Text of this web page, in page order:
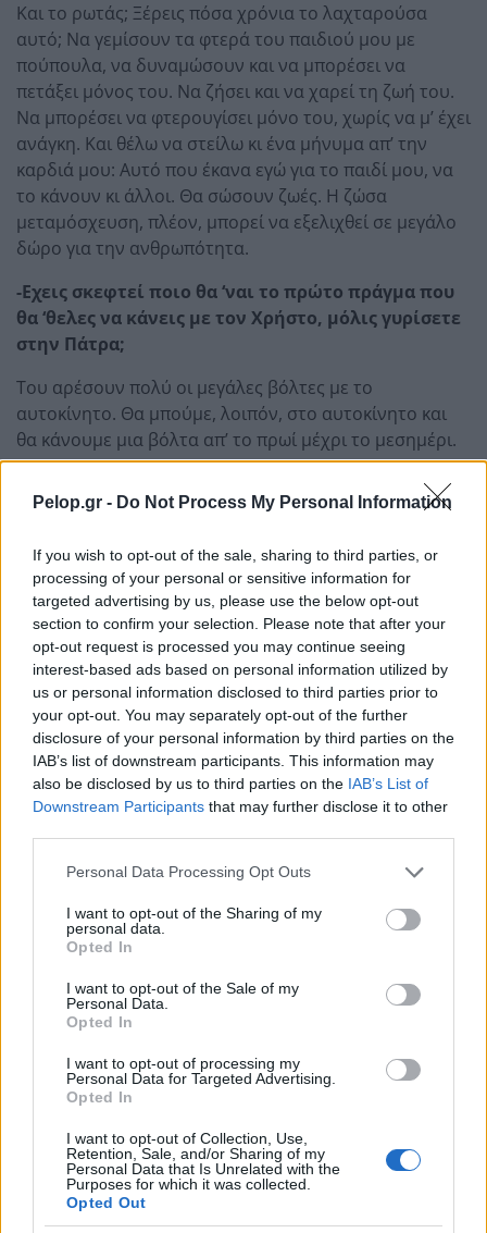
Pelop.gr - Do Not Process My Personal Information
If you wish to opt-out of the sale, sharing to third parties, or
processing of your personal or sensitive information for
targeted advertising by us, please use the below opt-out
section to confirm your selection. Please note that after your
opt-out request is processed you may continue seeing
interest-based ads based on personal information utilized by
us or personal information disclosed to third parties prior to
your opt-out. You may separately opt-out of the further
disclosure of your personal information by third parties on the
IAB’s list of downstream participants. This information may
also be disclosed by us to third parties on the IAB’s List of
Downstream Participants that may further disclose it to other
Please note that this website/app uses one or more Google
not limited to your visit or usage behaviour. You may click to
grant or deny consent to Google and its third-party tags to
use your data for below specified purposes in below Google
consent section.
Personal Data Processing Opt Outs
I want to opt-out of the Sharing of my
personal data.
Opted In
I want to opt-out of the Sale of my
Personal Data.
Opted In
I want to opt-out of processing my
Personal Data for Targeted Advertising.
Opted In
I want to opt-out of Collection, Use,
Retention, Sale, and/or Sharing of my
Personal Data that Is Unrelated with the
Purposes for which it was collected.
Opted Out
Και το ρωτάς; Ξέρεις πόσα χρόνια το λαχταρούσα
αυτό; Να γεμίσουν τα φτερά του παιδιού μου με
πούπουλα, να δυναμώσουν και να μπορέσει να
πετάξει μόνος του. Να ζήσει και να χαρεί τη ζωή του.
Να μπορέσει να φτερουγίσει μόνο του, χωρίς να μ’ έχει
ανάγκη. Και θέλω να στείλω κι ένα μήνυμα απ’ την
καρδιά μου: Αυτό που έκανα εγώ για το παιδί μου, να
το κάνουν κι άλλοι. Θα σώσουν ζωές. Η ζώσα
μεταμόσχευση, πλέον, μπορεί να εξελιχθεί σε μεγάλο
δώρο για την ανθρωπότητα.
-Εχεις σκεφτεί ποιο θα ‘ναι το πρώτο πράγμα που
θα ‘θελες να κάνεις με τον Χρήστο, μόλις γυρίσετε
στην Πάτρα;
Του αρέσουν πολύ οι μεγάλες βόλτες με το
αυτοκίνητο. Θα μπούμε, λοιπόν, στο αυτοκίνητο και
θα κάνουμε μια βόλτα απ’ το πρωί μέχρι το μεσημέρι.
του Λαϊκού
και θα μεταφερθεί στη ΜΑΦ. Θα μείνει εκεί για περίπου
για άλλες τόσες μέρες στην Αθήνα, για να τον
ελέγχουν καθημερινά οι γιατροί για το θέμα της
απορρόφησης του μοσχεύματος και της υγείας του.
Ολες αυτές τις μέρες που η μητέρα του δεν μπορούσε
να πάει στη ΜΕΘ να τον δει, του κρατούσε συντροφιά
-έστω για λίγη ώρα καθημερινά- η αγαπημένη του
γιαγιά, η Ηρώ. Μία γιαγιά που έχει ανέβει όλα αυτά τα
χρόνια τον μεγάλο Γολγοθά μαζί με την κόρη της…
Η «Πελοπόννησος» και το pelop.gr σε
ανοιχτή γραμμή με τον Πολίτη
καταγγελίες ή ιδέες για τη γειτονιά σου.
Viber: +306909196125
Στείλε μήνυμα στο Viber
Ακολουθήστε μας για όλες τις